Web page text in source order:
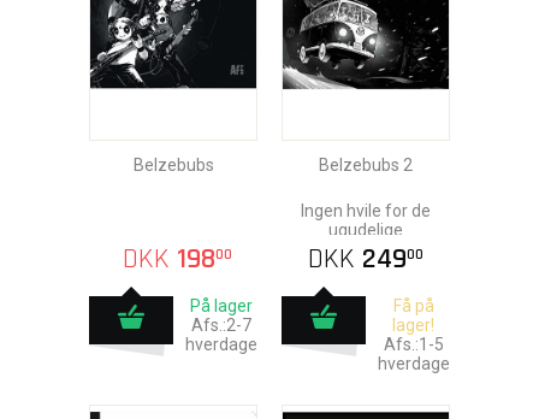
Belzebubs
DKK 19800
På lager
Afs.:2-7
hverdage
Belzebubs 2
Ingen hvile for de
ugudelige
DKK 24900
Få på
lager!
Afs.:1-5
hverdage